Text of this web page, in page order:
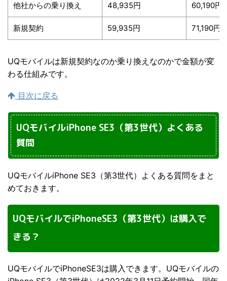
他社からの乗り換え 48,935円 60,190円
新規契約 59,935円 71,190円
UQモバイルは新規契約なのか乗り換えなのかで金額が変
わる仕組みです。
目次に戻る
UQモバイルiPhone SE3（第3世代）よくある
質問
UQモバイルiPhone SE3（第3世代）よくある質問をまと
めておきます。
UQモバイルでiPhoneSE3（第3世代）は購入で
きる？
UQモバイルでiPhoneSE3は購入できます。UQモバイルの